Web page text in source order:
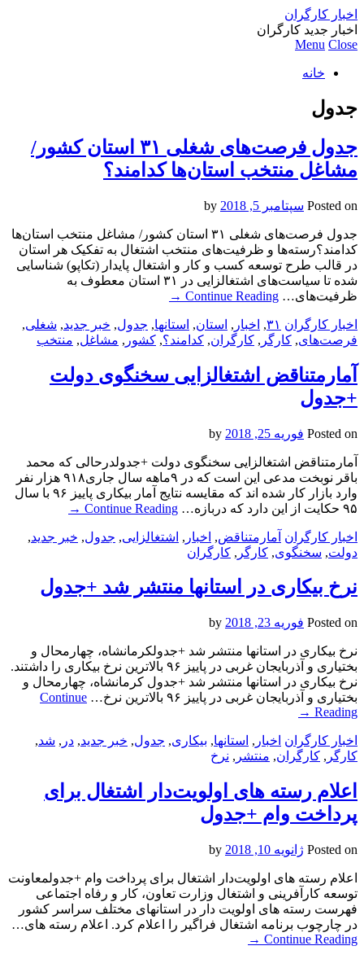
اخبار کارگران
اخبار جدید کارگران
Menu Close
خانه
جدول
جدول فرصت‌های شغلی ۳۱ استان کشور/
مشاغل منتخب استان‌ها کدامند؟
Posted on سپتامبر 5, 2018
جدول فرصت‌های شغلی ۳۱ استان کشور/ مشاغل منتخب استان‌ها
کدامند؟رسته‌ها و ظرفیت‌های منتخب اشتغال به تفکیک هر استان
در قالب طرح توسعه کسب و کار و اشتغال پایدار (تکاپو) شناسایی
شده تا سیاست‌های اشتغالزایی در ۳۱ استان معطوف به
ظرفیت‌های… Continue Reading
→
اخبار کارگران ۳۱, اخبار , استان, استانها, جدول, خبر جدید, شغلی,
فرصت‌های, کارگر , کارگران, کدامند؟, کشور , مشاغل, منتخب
آمارمتناقض اشتغالزایی سخنگوی دولت
+جدول
Posted on فوریه 25, 2018
آمارمتناقض اشتغالزایی سخنگوی دولت +جدولدرحالی که محمد
باقر نوبخت مدعی این است که در ۹ماهه سال جاری۹۱۸ هزار نفر
وارد بازار کار شده اند که مقایسه نتایج آمار بیکاری پاییز ۹۶ با سال
۹۵ حکایت از این دارد که دربازه…
Continue Reading
→
اخبار کارگران آمارمتناقض, اخبار , اشتغالزایی, جدول, خبر جدید,
دولت, سخنگوی, کارگر , کارگران
نرخ بیکاری در استانها منتشر شد +جدول
Posted on فوریه 23, 2018
نرخ بیکاری در استانها منتشر شد +جدولکرمانشاه، چهارمحال و
بختیاری و آذربایجان غربی در پاییز ۹۶ بالاترین نرخ بیکاری را داشتند.
نرخ بیکاری در استانها منتشر شد +جدول کرمانشاه، چهارمحال و
بختیاری و آذربایجان غربی در پاییز ۹۶ بالاترین نرخ…
Continue
Reading
→
اخبار کارگران اخبار , استانها, بیکاری, جدول, خبر جدید, در , شد,
کارگر , کارگران, منتشر , نرخ
اعلام رسته های اولویت‌دار اشتغال برای
پرداخت وام +جدول
Posted on ژانویه 10, 2018
اعلام رسته های اولویت‌دار اشتغال برای پرداخت وام +جدولمعاونت
توسعه کارآفرینی و اشتغال وزارت تعاون، کار و رفاه اجتماعی
فهرست رسته های اولویت دار در استانهای مختلف سراسر کشور
در چارچوب برنامه اشتغال فراگیر را اعلام کرد. اعلام رسته های…
Continue Reading
→